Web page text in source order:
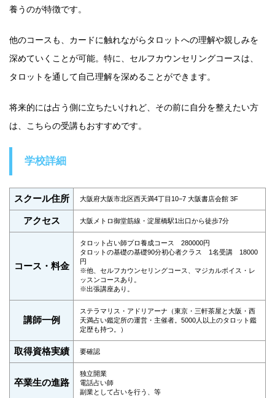
養うのが特徴です。
他のコースも、カードに触れながらタロットへの理解や親しみを
深めていくことが可能。特に、セルフカウンセリングコースは、
タロットを通して自己理解を深めることができます。
将来的には占う側に立ちたいけれど、その前に自分を整えたい方
は、こちらの受講もおすすめです。
学校詳細
スクール住所 大阪府大阪市北区西天満4丁目10−7 大阪書店会館 3F
アクセス 大阪メトロ御堂筋線・淀屋橋駅1出口から徒歩7分
コース・料金
タロット占い師プロ養成コース 280000円
タロットの基礎の基礎90分初心者クラス 1名受講 18000
円
※他、セルフカウンセリングコース、マジカルボイス・レ
ッスンコースあり。
※出張講座あり。
講師一例
ステラマリス・アドリアーナ（東京・三軒茶屋と大阪・西
天満占い鑑定所の運営・主催者。5000人以上のタロット鑑
定歴も持つ。）
取得資格実績 要確認
卒業生の進路
独立開業
電話占い師
副業として占いを行う、等